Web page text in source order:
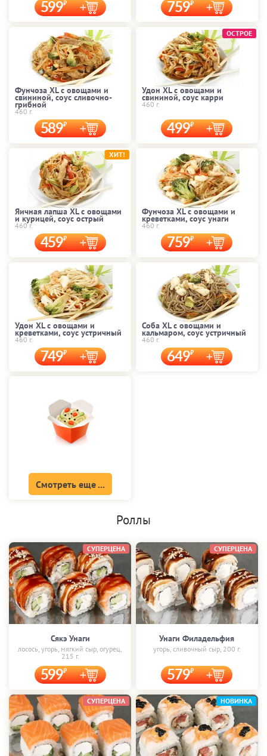
599 759
Фунчоза XL с овощами и
свининой, соус сливочно-
грибной
460 г.
589
Удон XL с овощами и
свининой, соус карри
460 г.
499
ОСТРОЕ
Яичная лапша XL с овощами
и курицей, соус острый
460 г.
459
ХИТ!
Фунчоза XL с овощами и
креветками, соус унаги
460 г.
759
Удон XL с овощами и
креветками, соус устричный
460 г.
749
Соба XL с овощами и
кальмаром, соус устричный
460 г.
649
Смотреть еще ...
Роллы
Сякэ Унаги
лосось, угорь, мягкий сыр, огурец,
215 г.
599
СУПЕРЦЕНА
Унаги Филадельфия
угорь, сливочный сыр, 200 г.
579
СУПЕРЦЕНА
СУПЕРЦЕНА НОВИНКА